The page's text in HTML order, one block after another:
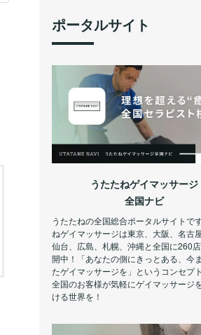
ポータルサイト
うたたねゲイマッサージ
全国ナビ
うたたねの全国総合ポータルサイトで
ねゲイマッサージは東京、大阪、名古屋
仙台、広島、札幌、沖縄と全国に260
開中！「あなたの側にきっとある、今
たゲイマッサージを」というコンセプ
全国のお客様が気軽にゲイマッサージ
ける世界を！